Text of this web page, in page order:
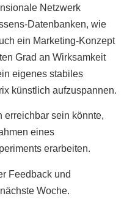
Netzwerk
Datenbanken, wie
ein Marketing-Konzept
Grad an Wirksamkeit
eigenes stabiles
künstlich aufzuspannen.
erreichbar sein könnte,
eines
erarbeiten.
Feedback und
Woche.